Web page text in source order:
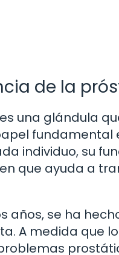
de la
una glándula
fundamental
individuo, su
que ayuda a
años, se ha
A medida que